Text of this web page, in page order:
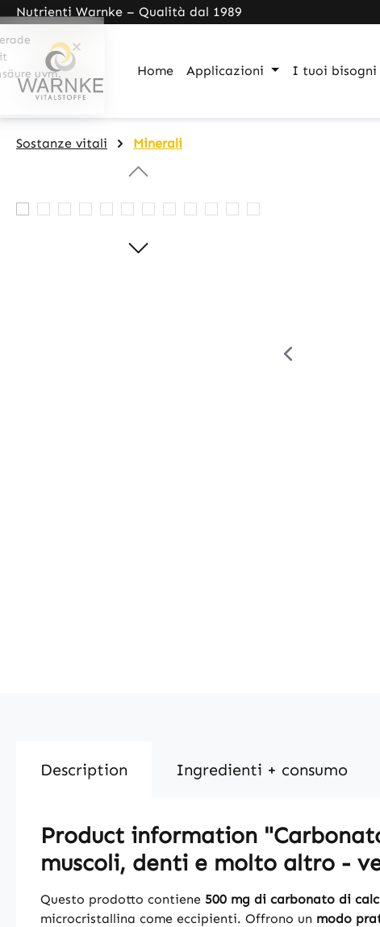
Skip to main navigation
Nutrienti Warnke – Qualità dal 1989
Home Applicazioni I tuoi bisogni
Sostanze vitali Minerali
Description Ingredienti + consumo
Product information
muscoli, denti e molto altro -
Questo prodotto contiene 500 mg di carbonato di
microcristallina come eccipienti. Offrono un modo